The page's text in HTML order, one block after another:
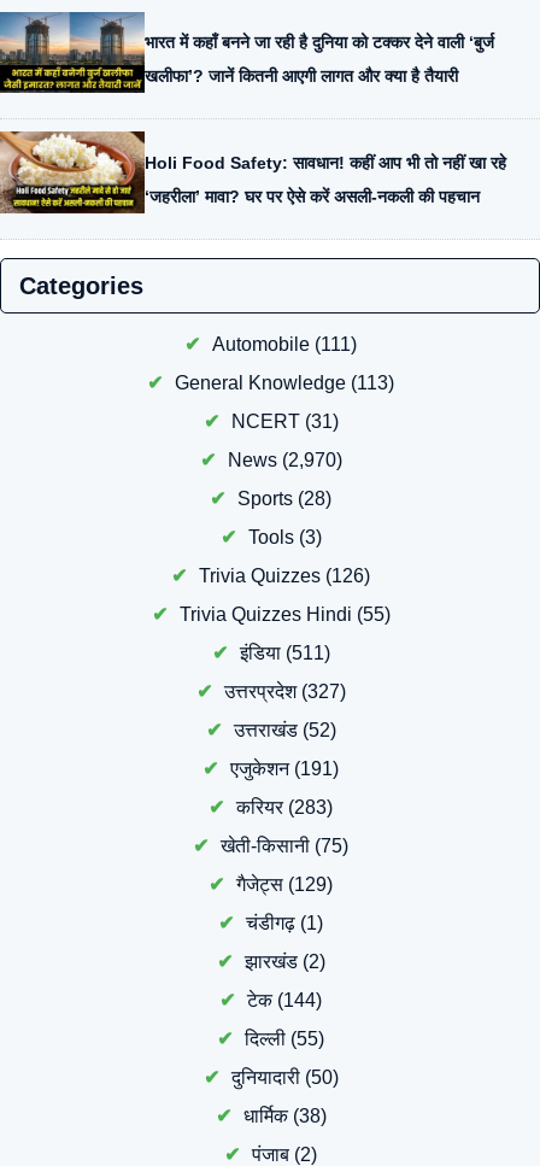
भारत में कहाँ बनने जा रही है दुनिया को टक्कर देने वाली ‘बुर्ज
खलीफा’? जानें कितनी आएगी लागत और क्या है तैयारी
Holi Food Safety: सावधान! कहीं आप भी तो नहीं खा रहे
‘जहरीला’ मावा? घर पर ऐसे करें असली-नकली की पहचान
Categories
Automobile (111)
General Knowledge (113)
NCERT(31)
News(2,970)
Sports (28)
Tools(3)
Trivia Quizzes (126)
Trivia Quizzes Hindi (55)
इंडिया(511)
उत्तरप्रदेश(327)
उत्तराखंड(52)
एजुकेशन(191)
करियर(283)
खेती-किसानी (75)
गैजेट्स (129)
चंडीगढ़ (1)
झारखंड(2)
टेक(144)
दिल्ली (55)
दुनियादारी(50)
धार्मिक(38)
पंजाब (2)